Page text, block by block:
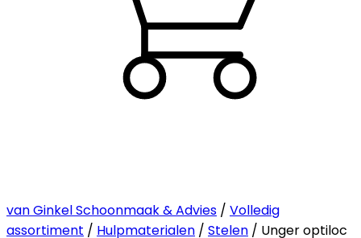
van Ginkel Schoonmaak & Advies / Volledig
assortiment / Hulpmaterialen / Stelen / Unger optiloc